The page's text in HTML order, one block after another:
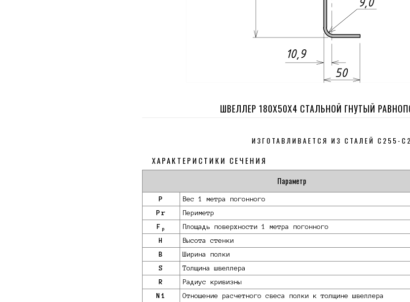
ШВЕЛЛЕР 180Х50Х4 СТАЛЬНОЙ ГНУТЫЙ
ИЗГОТАВЛИВАЕТСЯ ИЗ СТАЛЕЙ С255-
ХАРАКТЕРИСТИКИ СЕЧЕНИЯ
Параметр
P Вес 1 метра погонного
Pr Периметр
F p Площадь поверхности 1 метра погонного
H Высота стенки
B Ширина полки
S Толщина швеллера
R Радиус кривизны
N1 Отношение расчетного свеса полки к толщине швеллера